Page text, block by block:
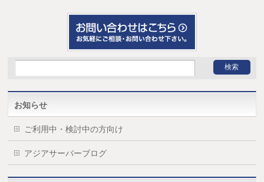
お知らせ
ご利用中・検討中の方向け
アジアサーバーブログ